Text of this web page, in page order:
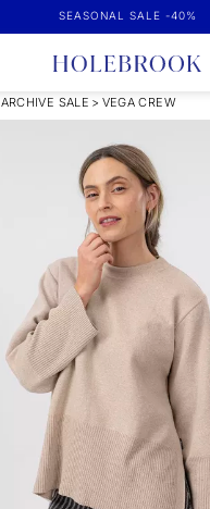
SEASONAL SALE -40%
ARCHIVE SALE > VEGA CREW